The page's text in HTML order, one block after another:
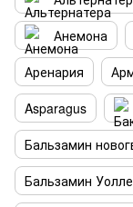
Анемона
Аренария
Asparagus
Бальзамин
Бальзамин